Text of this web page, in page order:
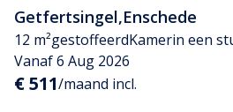
Getfertsingel,Enschede
12 m²gestoffeerdKamerin een
Vanaf 6 Aug 2026
€ 511/maand incl.